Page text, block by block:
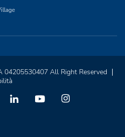
04205530407 All Right Reserved